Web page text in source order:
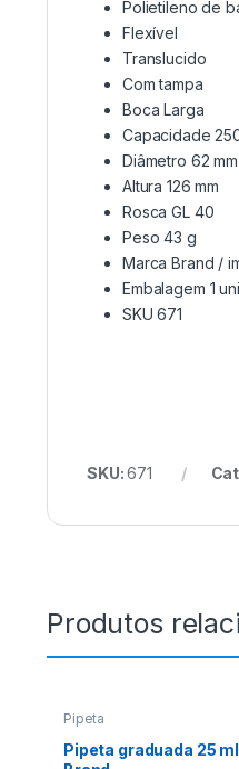
Polietileno de
Flexível
Translucido
Com tampa
Boca Larga
Capacidade
Diâmetro 62 mm
Altura 126 mm
Rosca GL 40
Peso 43 g
Marca Brand /
Embalagem 1
SKU 671
SKU:671
Produtos
Pipeta
Pipeta graduada 25 ml